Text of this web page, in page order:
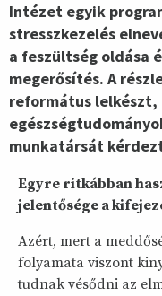
Intézet egyik
stresszkezelés
a feszültség oldása
megerősítés. A
református lelkészt,
munkatársát
Egyre ritkábban
jelentősége a
Azért, mert a
folyamata viszont
tudnak vésődni az